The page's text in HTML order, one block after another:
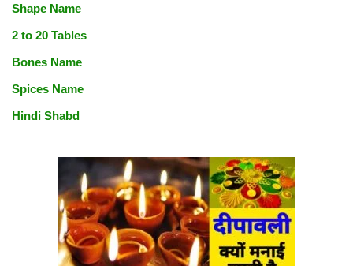
Shape Name
2 to 20 Tables
Bones Name
Spices Name
Hindi Shabd